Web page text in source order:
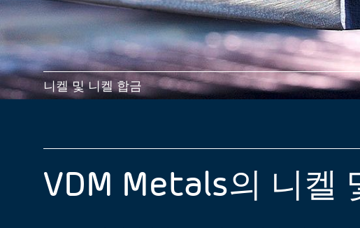
니켈 및 니켈 합금
VDM Metals의 니켈